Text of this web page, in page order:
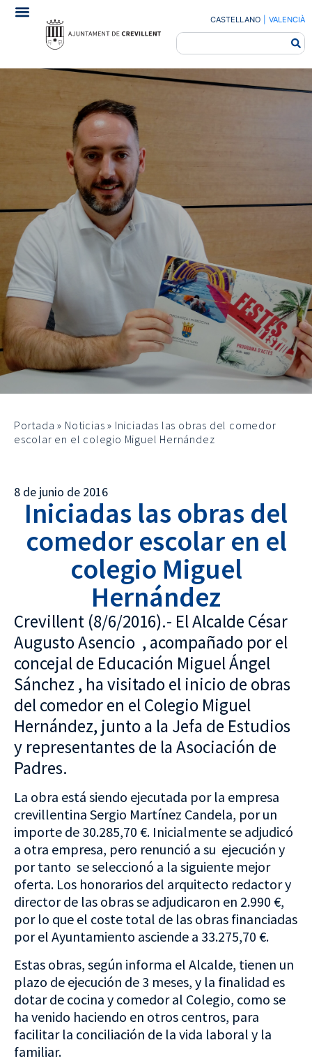
CASTELLANO VALENCIÀ
Portada » Noticias » Iniciadas las obras del comedor
escolar en el colegio Miguel Hernández
8 de junio de 2016
Iniciadas las obras del
comedor escolar en el
colegio Miguel
Hernández
Crevillent (8/6/2016).- El Alcalde César
Augusto Asencio , acompañado por el
concejal de Educación Miguel Ángel
Sánchez , ha visitado el inicio de obras
del comedor en el Colegio Miguel
Hernández, junto a la Jefa de Estudios
y representantes de la Asociación de
Padres.
La obra está siendo ejecutada por la empresa
crevillentina Sergio Martínez Candela, por un
importe de 30.285,70 €. Inicialmente se adjudicó
a otra empresa, pero renunció a su ejecución y
por tanto se seleccionó a la siguiente mejor
oferta. Los honorarios del arquitecto redactor y
director de las obras se adjudicaron en 2.990 €,
por lo que el coste total de las obras financiadas
por el Ayuntamiento asciende a 33.275,70 €.
Estas obras, según informa el Alcalde, tienen un
plazo de ejecución de 3 meses, y la finalidad es
dotar de cocina y comedor al Colegio, como se
ha venido haciendo en otros centros, para
facilitar la conciliación de la vida laboral y la
familiar.